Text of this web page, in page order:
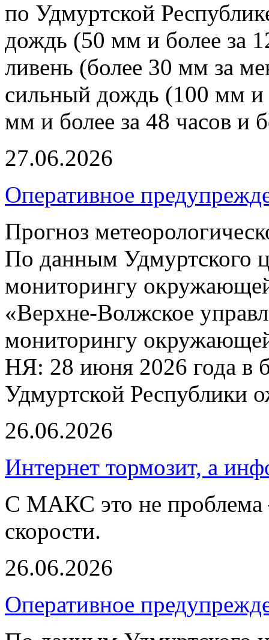
по Удмуртской
дождь (50 мм и более за
ливень (более 30 мм за
сильный дождь (100 мм и
мм и более за 48 часов и
27.06.2026
Оперативное
Прогноз
По данным Удмуртского
мониторингу
«Верхне-Волжское
мониторингу
НЯ: 28 июня 2026 года в
Удмуртской Республики
26.06.2026
Интернет тормозит, а
С MAКС это не проблема
скорости.
26.06.2026
Оперативное